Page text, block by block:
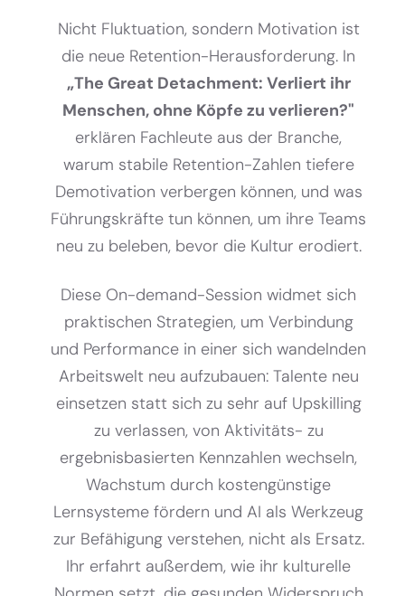
Nicht Fluktuation, sondern Motivation ist
die neue Retention-Herausforderung. In
„The Great Detachment: Verliert ihr
Menschen, ohne Köpfe zu verlieren?"
erklären Fachleute aus der Branche,
warum stabile Retention-Zahlen tiefere
Demotivation verbergen können, und was
Führungskräfte tun können, um ihre Teams
neu zu beleben, bevor die Kultur erodiert.
Diese On-demand-Session widmet sich
praktischen Strategien, um Verbindung
und Performance in einer sich wandelnden
Arbeitswelt neu aufzubauen: Talente neu
einsetzen statt sich zu sehr auf Upskilling
zu verlassen, von Aktivitäts- zu
ergebnisbasierten Kennzahlen wechseln,
Wachstum durch kostengünstige
Lernsysteme fördern und AI als Werkzeug
zur Befähigung verstehen, nicht als Ersatz.
Ihr erfahrt außerdem, wie ihr kulturelle